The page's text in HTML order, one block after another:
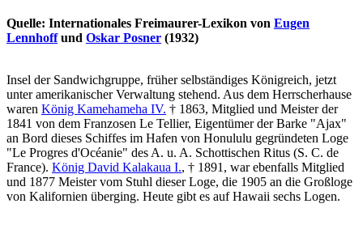
Quelle: Internationales Freimaurer-Lexikon von Eugen
Lennhoffund Oskar Posner (1932)
Insel der Sandwichgruppe, früher selbständiges Königreich, jetzt
unter amerikanischer Verwaltung stehend. Aus dem Herrscherhause
waren König Kamehameha IV. † 1863, Mitglied und Meister der
1841 von dem Franzosen Le Tellier, Eigentümer der Barke "Ajax"
an Bord dieses Schiffes im Hafen von Honululu gegründeten Loge
"Le Progres d'Océanie" des A. u. A. Schottischen Ritus (S. C. de
France). König David Kalakaua I., † 1891, war ebenfalls Mitglied
und 1877 Meister vom Stuhl dieser Loge, die 1905 an die Großloge
von Kalifornien überging. Heute gibt es auf Hawaii sechs Logen.